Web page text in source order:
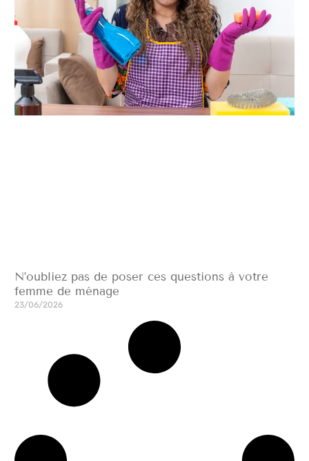
N’oubliez pas de poser ces questions à votre
femme de ménage
23/06/2026